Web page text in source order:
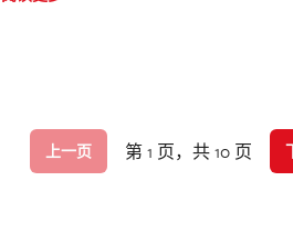
上一页 第 1 页，共 10 页